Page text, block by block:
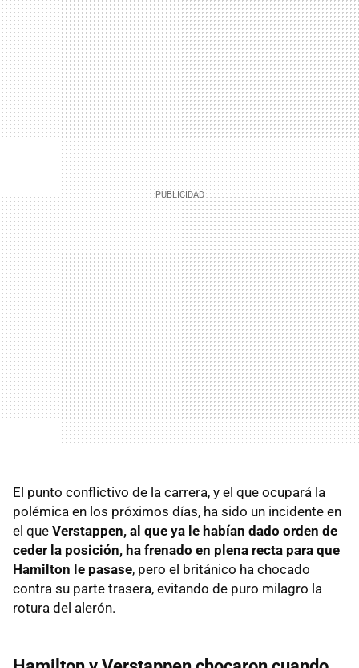
El punto conflictivo de la carrera, y el que ocupará la
polémica en los próximos días, ha sido un incidente en
el que Verstappen, al que ya le habían dado orden de
ceder la posición, ha frenado en plena recta para que
Hamilton le pasase, pero el británico ha chocado
contra su parte trasera, evitando de puro milagro la
rotura del alerón.